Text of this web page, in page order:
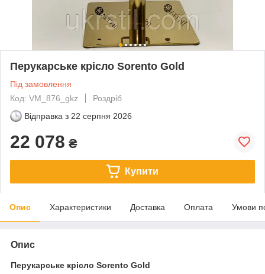
Перукарське крісло Sorento Gold
Під замовлення
Код: VM_876_gkz
Роздріб
Відправка з 22 серпня 2026
22 078 ₴
Купити
Опис Характеристики Доставка Оплата Умови
Опис
Перукарське крісло Sorento Gold